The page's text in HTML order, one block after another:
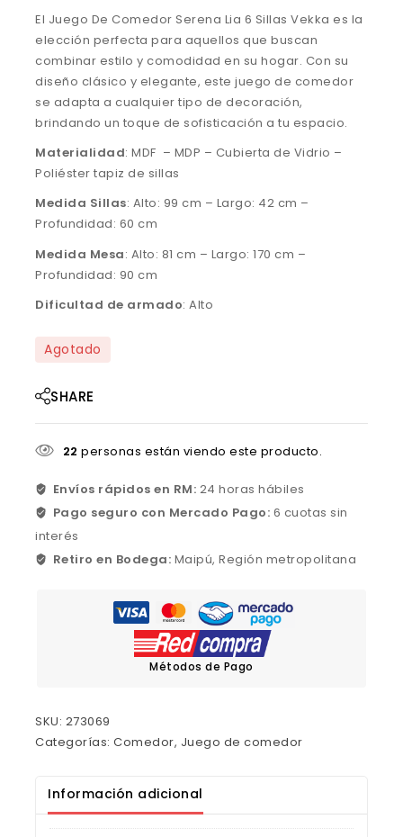
El Juego De Comedor Serena Lia 6 Sillas Vekka es la
elección perfecta para aquellos que buscan
combinar estilo y comodidad en su hogar. Con su
diseño clásico y elegante, este juego de comedor
se adapta a cualquier tipo de decoración,
brindando un toque de sofisticación a tu espacio.
Materialidad: MDF – MDP – Cubierta de Vidrio –
Poliéster tapiz de sillas
Medida Sillas: Alto: 99 cm – Largo: 42 cm –
Profundidad: 60 cm
Medida Mesa: Alto: 81 cm – Largo: 170 cm –
Profundidad: 90 cm
Dificultad de armado: Alto
Agotado
SHARE
22 personas están viendo este producto.
Envíos rápidos en RM: 24 horas hábiles
Pago seguro con Mercado Pago: 6 cuotas sin
interés
Retiro en Bodega: Maipú, Región metropolitana
Métodos de Pago
SKU: 273069
Categorías: Comedor, Juego de comedor
Información adicional